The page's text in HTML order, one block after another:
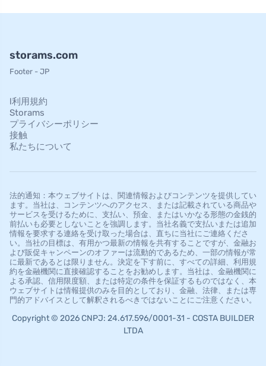
storams.com
Footer - JP
l利用規約
Storams
プライバシーポリシー
接触
私たちについて
法的通知：本ウェブサイトは、関連情報およびコンテンツを提供してい
ます。当社は、コンテンツへのアクセス、または記載されている商品や
サービスを受けるために、支払い、預金、またはいかなる形態の金銭的
前払いも必要としないことを強調します。当社名義で支払いまたは追加
情報を要求する連絡を受け取った場合は、直ちに当社にご連絡くださ
い。当社の目標は、有用かつ最新の情報を共有することですが、金融お
よび販促キャンペーンのオファーは流動的であるため、一部の情報が常
に最新であるとは限りません。決定を下す前に、すべての詳細、利用規
約を金融機関に直接確認することをお勧めします。当社は、金融機関に
よる承認、信用限度額、または特定の条件を保証するものではなく、本
ウェブサイトは情報提供のみを目的としており、金融、法律、または専
門的アドバイスとして解釈されるべきではないことにご注意ください。
Copyright © 2026 CNPJ: 24.617.596/0001-31 - COSTA BUILDER
LTDA